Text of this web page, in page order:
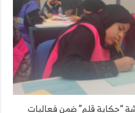
“حكاية قلم” ضمن فعاليات